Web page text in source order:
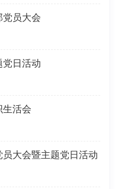
党员大会
党日活动
生活会
大会暨主题党日活动